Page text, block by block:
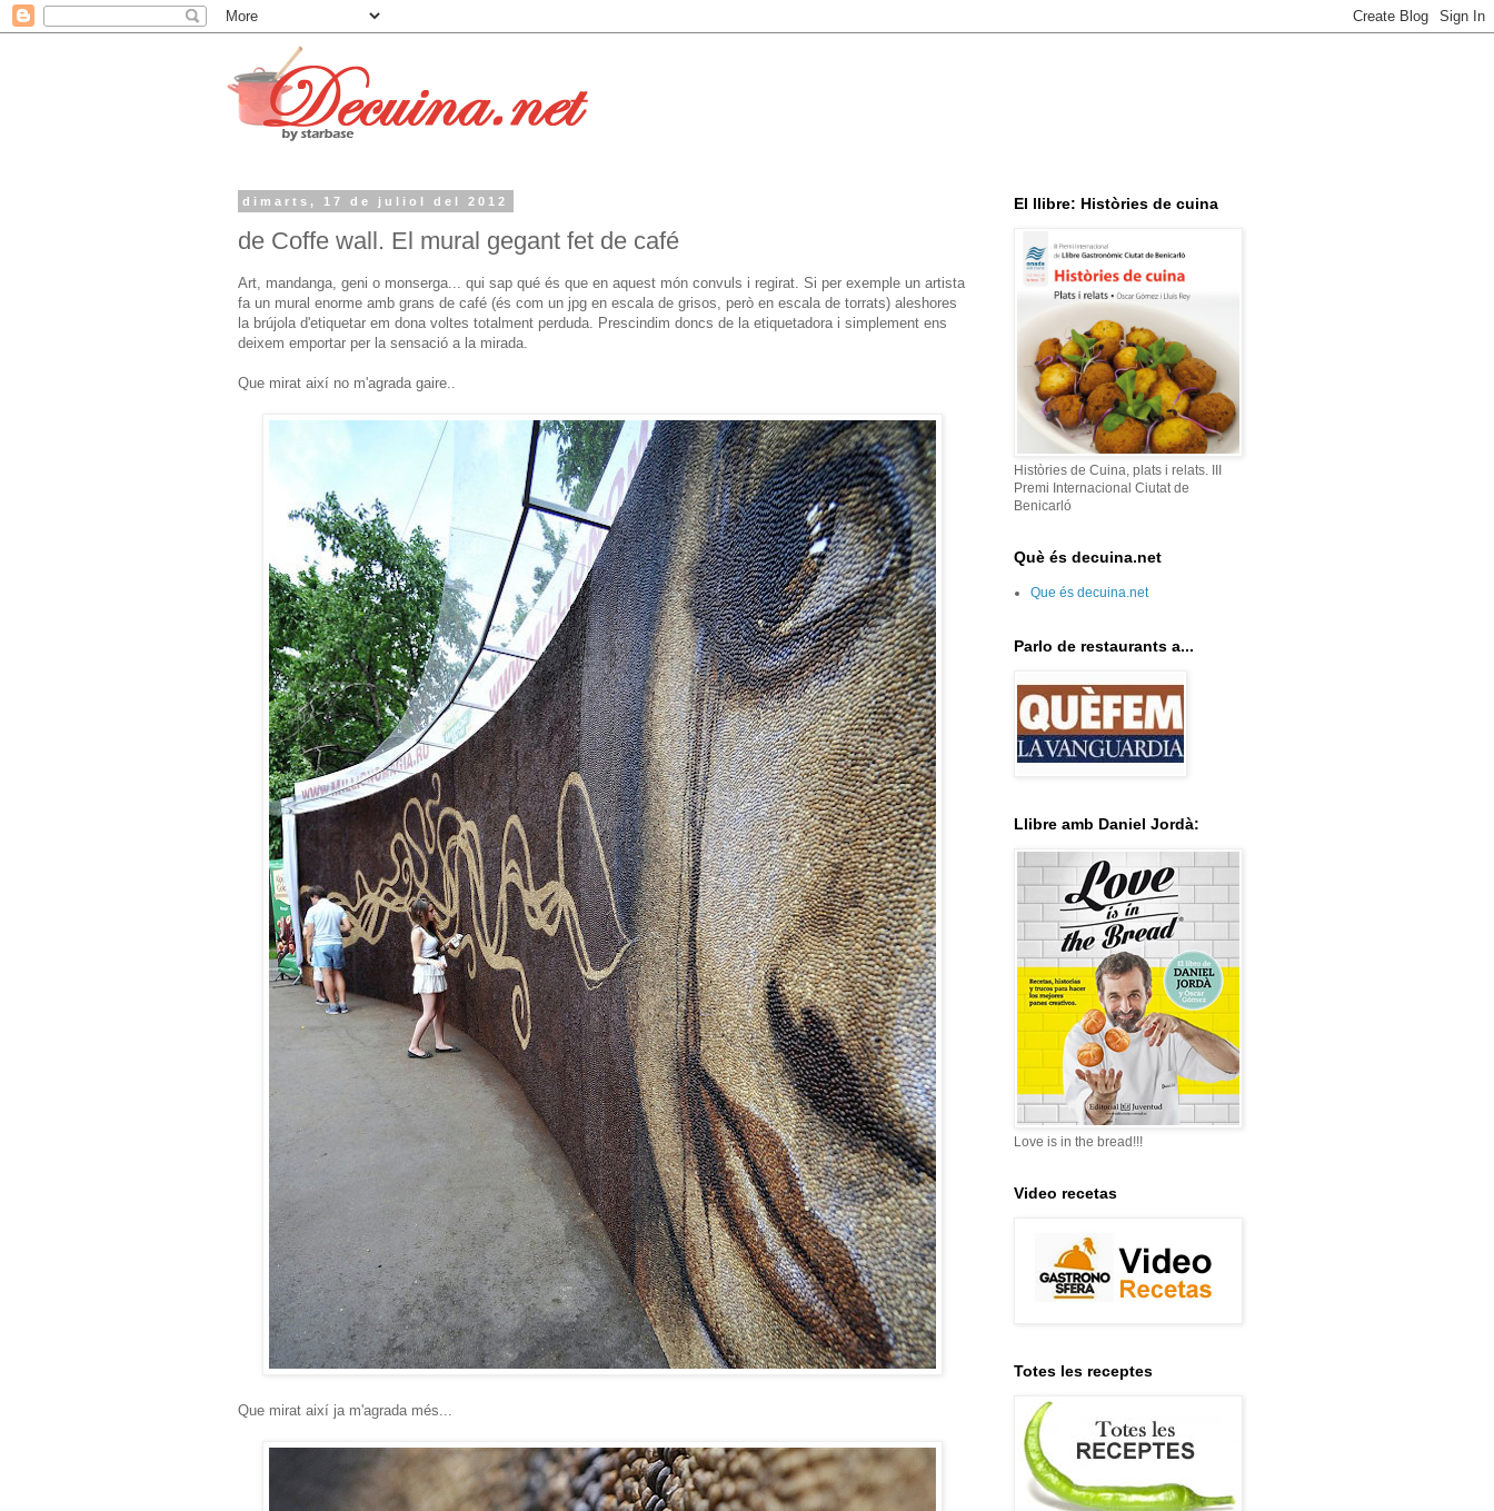
dimarts, 17 de juliol del 2012
de Coffe wall. El mural gegant fet de café
Art, mandanga, geni o monserga... qui sap qué és que en aquest món convuls i regirat. Si per exemple un artista
fa un mural enorme amb grans de café (és com un jpg en escala de grisos, però en escala de torrats) aleshores
la brújola d'etiquetar em dona voltes totalment perduda. Prescindim doncs de la etiquetadora i simplement ens
deixem emportar per la sensació a la mirada.
Que mirat així no m'agrada gaire..
Que mirat així ja m'agrada més...
El llibre: Històries de cuina
Històries de Cuina, plats i relats. III
Premi Internacional Ciutat de
Benicarló
Què és decuina.net
Que és decuina.net
Parlo de restaurants a...
Llibre amb Daniel Jordà:
Love is in the bread!!!
Video recetas
Totes les receptes